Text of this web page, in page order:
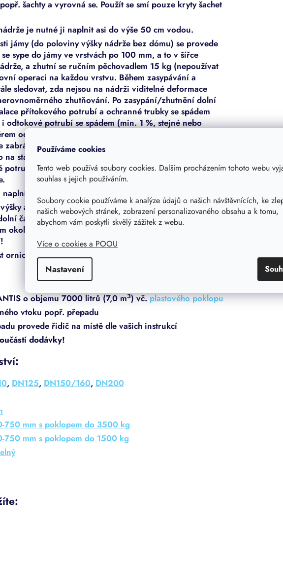
Používáme cookies
Tento web používá soubory cookies. Dalším procházením tohoto webu
souhlas s jejich používáním.
Soubory cookie používáme k analýze údajů o našich návštěvnících, ke
našich webových stránek, zobrazení personalizovaného obsahu a k tomu,
abychom vám poskytli skvělý zážitek z webu.
Více o cookies a POOU
Nastavení
šachty a vyrovná se. Použít se smí pouze kryty šachet
je nutné ji naplnit asi do výše 50 cm vodou.
jámy (do poloviny výšky nádrže bez dómu) se provede
sype do jámy ve vrstvách po 100 mm, a to v šířce
a zhutní se ručním pěchovadlem 15 kg (nepoužívat
operaci na každou vrstvu. Během zasypávání a
sledovat, zda nejsou na nádrži viditelné deformace
zhutňování. Po zasypání/zhutnění dolní
přítokového potrubí a ochranné trubky se spádem
odtokové potrubí se spádem (min. 1 %, stejné nebo
od nádrže. Ochranná trubka musí být nainstalována s
zabránilo pronikání vody do sklepa. Odtokové potrubí
na stávající kanalizaci nebo za ní napojený vsakovací
potrubí napojeno na vsakování, musí být toto nejméně ve
vodou až po spodní hranu přípojek.
asi 200 mm pod úroveň terénu se postupuje tak, jak
část jámy. Přitom se nesmí zapomenout na následující:
okolo přípojek je nutné překontrolovat, zda se tato část
ornicí nebo zeminou z výkopu apod.
o objemu 7000 litrů (7,0 m3) vč.plastového poklopu
vtoku popř. přepadu
provede řidič na místě dle vašich instrukcí
dodávky!
, DN125, DN150/160, DN200
750 mm s poklopem do 3500 kg
750 mm s poklopem do 1500 kg